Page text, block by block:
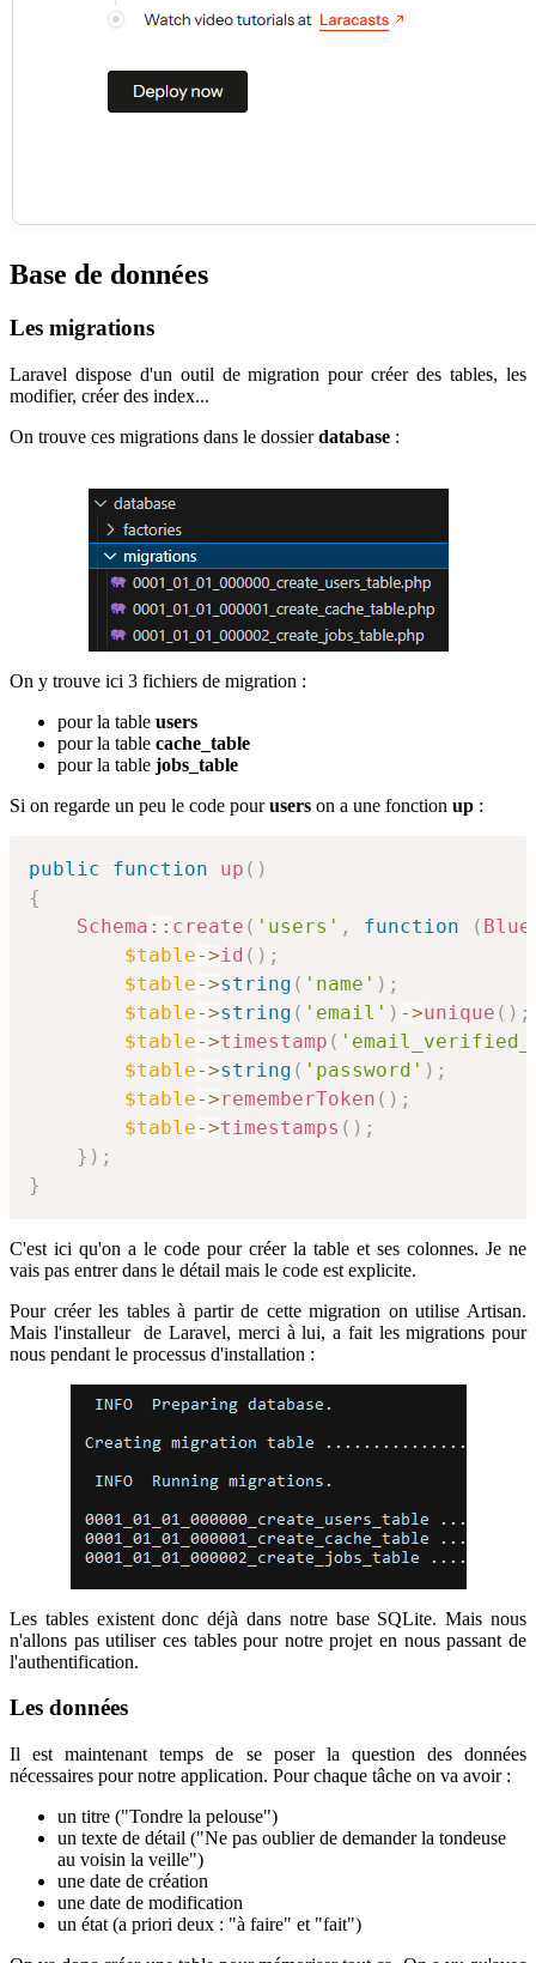
Base de données
Les migrations
Laravel dispose d'un outil de migration pour créer des tables, les
modifier, créer des index...
On trouve ces migrations dans le dossierdatabase :
On y trouve ici 3 fichiers de migration :
pour la table users
pour la table cache_table
pour la table jobs_table
Si on regarde un peu le code pourusers on a une fonction up :
public function up ( )
{
Schema :: create ( 'users' , function (
$table->id ( ) ;
$table->string ( 'name' ) ;
$table->string ( 'email' ) ->unique ( ) ;
$table->timestamp (
$table->string ( 'password' ) ;
$table->rememberToken ( ) ;
$table->timestamps ( ) ;
} ) ;
}
C'est ici qu'on a le code pour créer la table et ses colonnes. Je ne
vais pas entrer dans le détail mais le code est explicite.
Pour créer les tables à partir de cette migration on utilise Artisan.
Mais l'installeur de Laravel, merci à lui, a fait les migrations pour
nous pendant le processus d'installation :
Les tables existent donc déjà dans notre base SQLite. Mais nous
n'allons pas utiliser ces tables pour notre projet en nous passant de
l'authentification.
Les données
Il est maintenant temps de se poser la question des données
nécessaires pour notre application. Pour chaque tâche on va avoir :
un titre ("Tondre la pelouse")
un texte de détail ("Ne pas oublier de demander la tondeuse
au voisin la veille")
une date de création
une date de modification
un état (a priori deux : "à faire" et "fait")